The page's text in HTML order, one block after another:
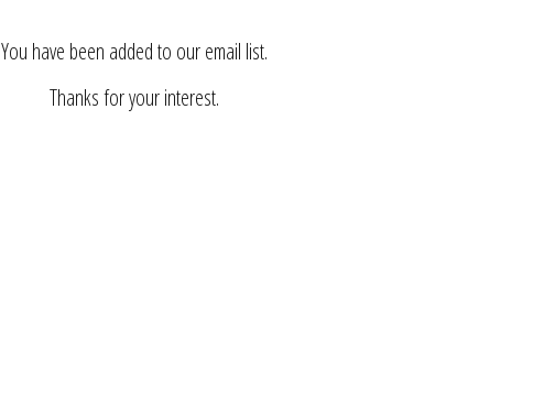
You have been added to our email list.
Thanks for your interest.